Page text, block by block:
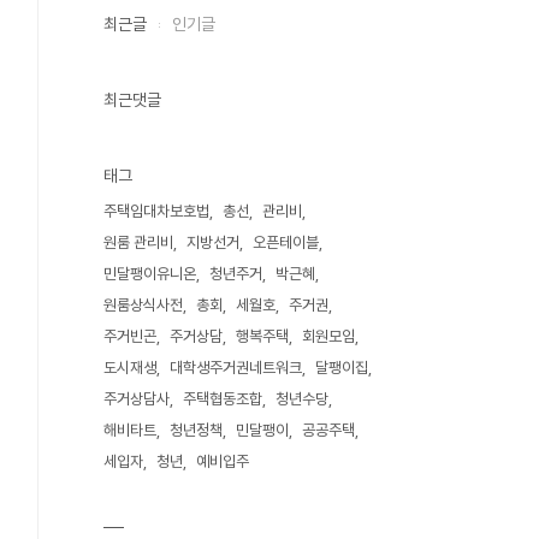
최근글 인기글
최근댓글
태그
주택임대차보호법 총선
관리비
원룸 관리비
지방선거
오픈테이블
민달팽이유니온
청년주거
박근혜
원룸상식사전
총회 세월호
주거권
주거빈곤
주거상담 행복주택
회원모임
도시재생
대학생주거권네트워크
달팽이집
주거상담사
주택협동조합
청년수당
해비타트
청년정책 민달팽이
공공주택
세입자
청년 예비입주